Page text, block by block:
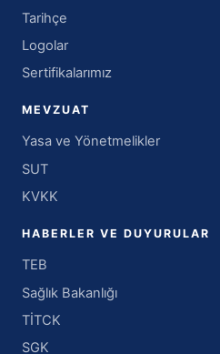
Tarihçe
Logolar
Sertifikalarımız
MEVZUAT
Yasa ve Yönetmelikler
SUT
KVKK
HABERLER VE DUYURULAR
TEB
Sağlık Bakanlığı
TİTCK
SGK